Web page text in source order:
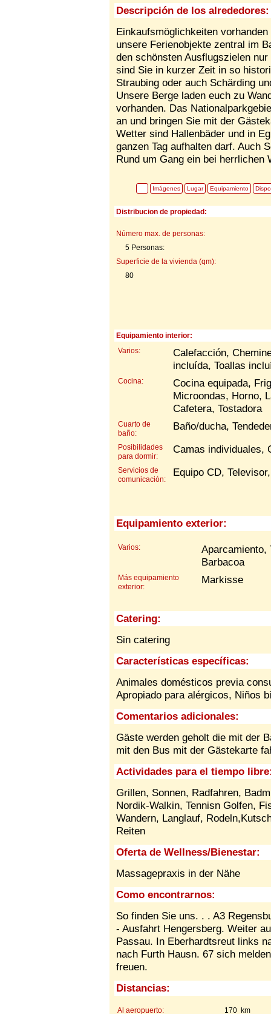
Descripción de los alrededores:
Einkaufsmöglichkeiten
unsere Ferienobjekte zentral im
den schönsten Ausflugszielen
sind Sie in kurzer Zeit in so
Straubing oder auch Schärding
Unsere Berge laden euch zu
vorhanden. Das
an und bringen Sie mit der
Wetter sind Hallenbäder und in
ganzen Tag aufhalten darf. Auch
Rund um Gang ein bei herrlichen
Imágenes Lugar Equipamiento
Distribucion de propiedad:
Número max. de personas:
5 Personas:
Superficie de la vivienda (qm):
80
Equipamiento interior:
Varios:
Calefacción,
incluída, Toallas
Cocina:
Cocina equipada,
Microondas, Horno,
Cafetera, Tostadora
Cuarto de
baño:
Baño/ducha,
Posibilidades
para dormir:
Camas individuales,
Servicios de
comunicación:
Equipo CD,
Equipamiento exterior:
Varios:
Aparcamiento,
Barbacoa
Más equipamiento
exterior:
Markisse
Catering:
Sin catering
Características específicas:
Animales domésticos previa
Apropiado para alérgicos, Niños
Comentarios adicionales:
Gäste werden geholt die mit der
mit den Bus mit der Gästekarte
Actividades para el tiempo
Grillen, Sonnen, Radfahren,
Nordik-Walkin, Tennisn Golfen,
Wandern, Langlauf,
Reiten
Oferta de Wellness/Bienestar:
Massagepraxis in der Nähe
Como encontrarnos:
So finden Sie uns. . . A3
- Ausfahrt Hengersberg. Weiter
Passau. In Eberhardtsreut links
nach Furth Hausn. 67 sich
freuen.
Distancias:
170 km
Al aeropuerto: